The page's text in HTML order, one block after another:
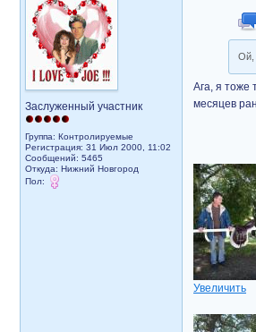
Заслуженный участник
Группа: Контролируемые
Регистрация: 31 Июл 2000, 11:02
Сообщений: 5465
Откуда: Нижний Новгород
Пол:
Ой,
Ага, я тоже
месяцев
Увеличить